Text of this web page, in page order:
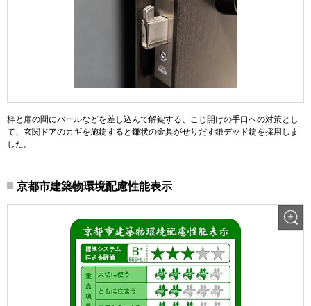
枠と扉の間にバールなどを差し込んで解錠する、こじ開けの手口への対策とし
て、玄関ドアのカギを施錠すると鎌状の金具がせりだす鎌デッド錠を採用しま
した。
京都市建築物環境配慮性能表示